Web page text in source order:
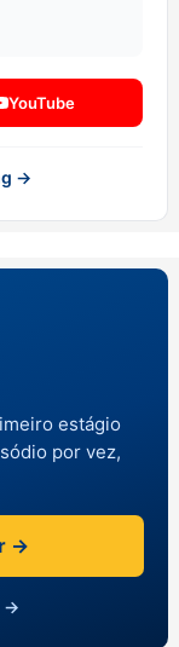
YouTube
→
estágio
por vez,
→
→